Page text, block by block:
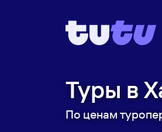
Туры в
По ценам